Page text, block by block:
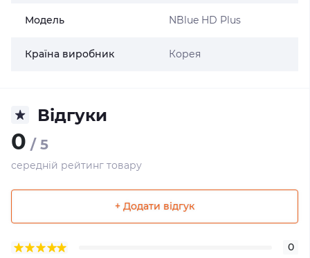
Модель N`Blue HD Plus
Країна виробник Корея
Відгуки
0 / 5
середній рейтинг товару
+ Додати відгук
0